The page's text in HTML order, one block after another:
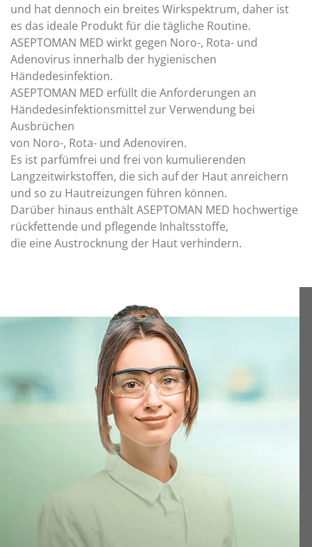
und hat dennoch ein breites Wirkspektrum, daher ist
es das ideale Produkt für die tägliche Routine.
ASEPTOMAN MED wirkt gegen Noro-, Rota- und
Adenovirus innerhalb der hygienischen
Händedesinfektion.
ASEPTOMAN MED erfüllt die Anforderungen an
Händedesinfektionsmittel zur Verwendung bei
Ausbrüchen
von Noro-, Rota- und Adenoviren.
Es ist parfümfrei und frei von kumulierenden
Langzeitwirkstoffen, die sich auf der Haut anreichern
und so zu Hautreizungen führen können.
Darüber hinaus enthält ASEPTOMAN MED hochwertige
rückfettende und pflegende Inhaltsstoffe,
die eine Austrocknung der Haut verhindern.